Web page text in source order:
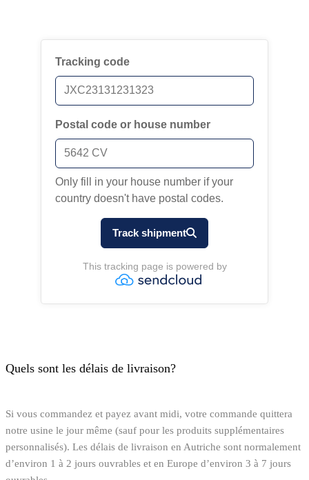
Quels sont les délais de livraison?
Si vous commandez et payez avant midi, votre commande quittera
notre usine le jour même (sauf pour les produits supplémentaires
personnalisés). Les délais de livraison en Autriche sont normalement
d’environ 1 à 2 jours ouvrables et en Europe d’environ 3 à 7 jours